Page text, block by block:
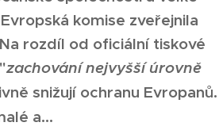
komise zveřejnila
rozdíl od oficiální tiskové
zachování nejvyšší úrovně
snižují ochranu Evropanů.
a...